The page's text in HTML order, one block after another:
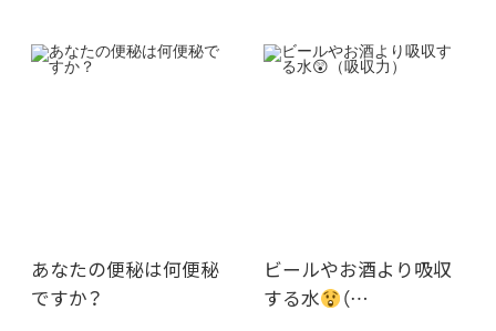
あなたの便秘は何便秘
ですか？
ビールやお酒より吸収
する水
（…